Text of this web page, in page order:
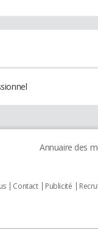
Annuaire des
Contact Publicité